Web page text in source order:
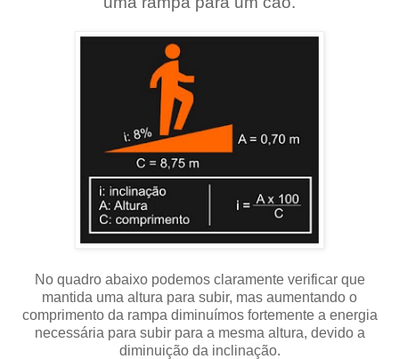
No quadro abaixo podemos claramente verificar que
mantida uma altura para subir, mas aumentando o
comprimento da rampa diminuímos fortemente a energia
necessária para subir para a mesma altura, devido a
diminuição da inclinação.